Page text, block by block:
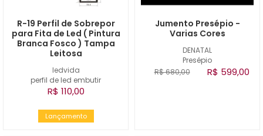
ledvida
perfil de led embutir
R-19 Perfil de Sobrepor
para Fita de Led ( Pintura
Branca Fosco ) Tampa
Leitosa
R$ 110,00
Lançamento
DENATAL
Presépio
Jumento Presépio -
Varias Cores
R$ 680,00 R$ 599,00